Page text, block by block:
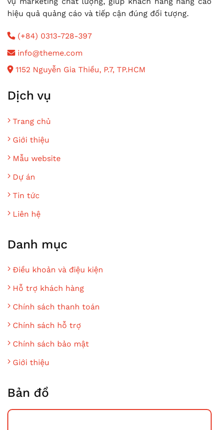
hiệu quả quảng cáo và tiếp cận đúng đối tượng.
(+84) 0313-728-397
info@theme.com
1152 Nguyễn Gia Thiều, P.7, TP.HCM
Dịch vụ
Trang chủ
Giới thiệu
Mẫu website
Dự án
Tin tức
Liên hệ
Danh mục
Điều khoản và điệu kiện
Hỗ trợ khách hàng
Chính sách thanh toán
Chính sách hỗ trợ
Chính sách bảo mật
Giới thiệu
Bản đồ